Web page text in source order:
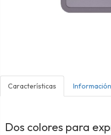
Características Información
Dos colores para